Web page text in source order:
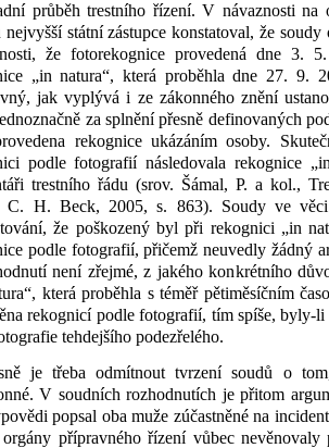
průběh trestního řízení. V návaznosti na
nejvyšší státní zástupce konstatoval, že
že fotorekognice provedená dne 3.
„in natura“, která proběhla dne 27. 9.
jak vyplývá i ze zákonného znění
za splnění přesně definovaných
rekognice ukázáním osoby.
podle fotografií následovala rekognice
trestního řádu (srov. Šámal, P. a kol.,
C. H. Beck, 2005, s. 863). Soudy ve
že poškozený byl při rekognici „in
podle fotografií, přičemž neuvedly žádný
není zřejmé, z jakého konkrétního
která proběhla s téměř pětiměsíčním
rekognicí podle fotografií, tím spíše, byly-
tehdejšího podezřelého.
je třeba odmítnout tvrzení soudů o
V soudních rozhodnutích je přitom
popsal oba muže zúčastněné na
orgány přípravného řízení vůbec nevěnovaly